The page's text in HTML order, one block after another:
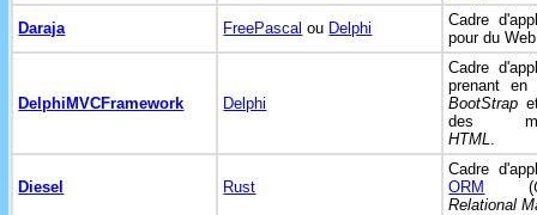
Daraja FreePascal ou Delphi
Cadre
pour du
DelphiMVCFramework Delphi
Cadre
prenant en
BootStrap
des
HTML.
Diesel Rust
Cadre
ORM
(
Relational